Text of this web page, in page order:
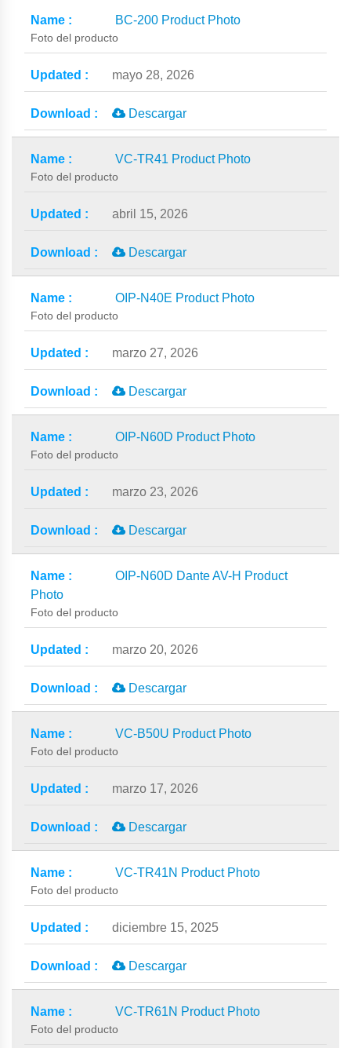
BC-200 Product Photo
Foto del producto
mayo 28, 2026
Descargar
VC-TR41 Product Photo
Foto del producto
abril 15, 2026
Descargar
OIP-N40E Product Photo
Foto del producto
marzo 27, 2026
Descargar
OIP-N60D Product Photo
Foto del producto
marzo 23, 2026
Descargar
OIP-N60D Dante AV-H Product
Photo
Foto del producto
marzo 20, 2026
Descargar
VC-B50U Product Photo
Foto del producto
marzo 17, 2026
Descargar
VC-TR41N Product Photo
Foto del producto
diciembre 15, 2025
Descargar
VC-TR61N Product Photo
Foto del producto